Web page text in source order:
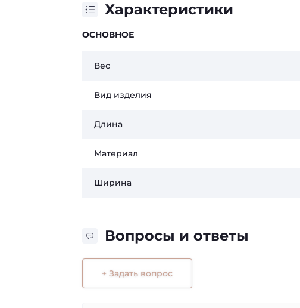
Характеристики
ОСНОВНОЕ
Вес
Вид изделия
Длина
Материал
Ширина
Вопросы и ответы
+ Задать вопрос